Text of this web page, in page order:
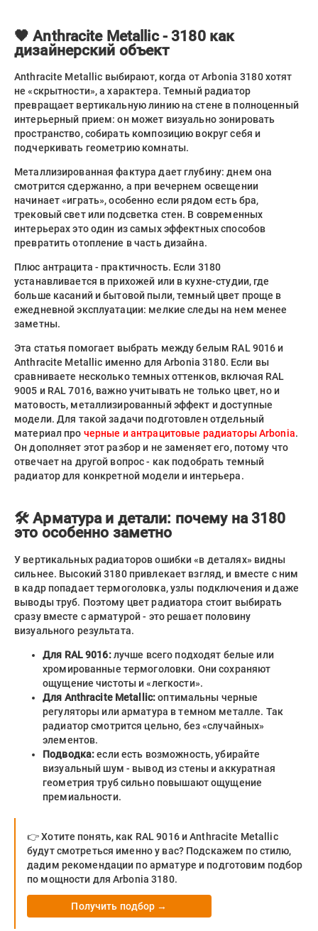
🖤 Anthracite Metallic - 3180 как
дизайнерский объект
Anthracite Metallic выбирают, когда от Arbonia 3180 хотят
не «скрытности», а характера. Темный радиатор
превращает вертикальную линию на стене в полноценный
интерьерный прием: он может визуально зонировать
пространство, собирать композицию вокруг себя и
подчеркивать геометрию комнаты.
Металлизированная фактура дает глубину: днем она
смотрится сдержанно, а при вечернем освещении
начинает «играть», особенно если рядом есть бра,
трековый свет или подсветка стен. В современных
интерьерах это один из самых эффектных способов
превратить отопление в часть дизайна.
Плюс антрацита - практичность. Если 3180
устанавливается в прихожей или в кухне-студии, где
больше касаний и бытовой пыли, темный цвет проще в
ежедневной эксплуатации: мелкие следы на нем менее
заметны.
Эта статья помогает выбрать между белым RAL 9016 и
Anthracite Metallic именно для Arbonia 3180. Если вы
сравниваете несколько темных оттенков, включая RAL
9005 и RAL 7016, важно учитывать не только цвет, но и
матовость, металлизированный эффект и доступные
модели. Для такой задачи подготовлен отдельный
материал про черные и антрацитовые радиаторы Arbonia.
Он дополняет этот разбор и не заменяет его, потому что
отвечает на другой вопрос - как подобрать темный
радиатор для конкретной модели и интерьера.
🛠 Арматура и детали: почему на 3180
это особенно заметно
У вертикальных радиаторов ошибки «в деталях» видны
сильнее. Высокий 3180 привлекает взгляд, и вместе с ним
в кадр попадает термоголовка, узлы подключения и даже
выводы труб. Поэтому цвет радиатора стоит выбирать
сразу вместе с арматурой - это решает половину
визуального результата.
Для RAL 9016:лучше всего подходят белые или
хромированные термоголовки. Они сохраняют
ощущение чистоты и «легкости».
Для Anthracite Metallic:оптимальны черные
регуляторы или арматура в темном металле. Так
радиатор смотрится цельно, без «случайных»
элементов.
Подводка:если есть возможность, убирайте
визуальный шум - вывод из стены и аккуратная
геометрия труб сильно повышают ощущение
премиальности.
👉 Хотите понять, как RAL 9016 и Anthracite Metallic
будут смотреться именно у вас? Подскажем по стилю,
дадим рекомендации по арматуре и подготовим подбор
по мощности для Arbonia 3180.
Получить подбор →